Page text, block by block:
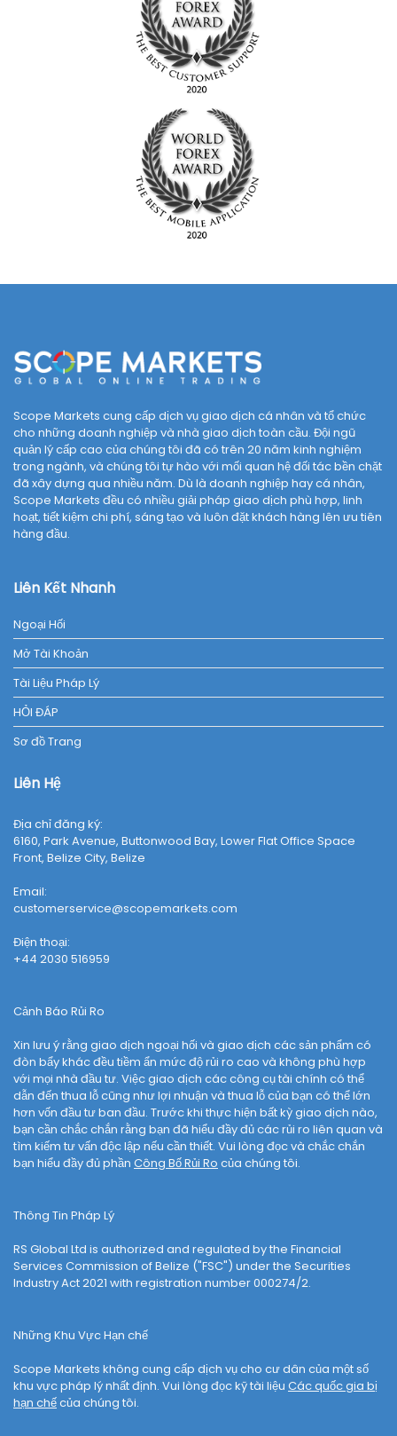
Scope Markets cung cấp dịch vụ giao dịch cá nhân và tổ chức
cho những doanh nghiệp và nhà giao dịch toàn cầu. Đội ngũ
quản lý cấp cao của chúng tôi đã có trên 20 năm kinh nghiệm
trong ngành, và chúng tôi tự hào với mối quan hệ đối tác bền chặt
đã xây dựng qua nhiều năm. Dù là doanh nghiệp hay cá nhân,
Scope Markets đều có nhiều giải pháp giao dịch phù hợp, linh
hoạt, tiết kiệm chi phí, sáng tạo và luôn đặt khách hàng lên ưu tiên
hàng đầu.
Liên Kết Nhanh
Ngoại Hối
Mở Tài Khoản
Tài Liệu Pháp Lý
HỎI ĐÁP
Sơ đồ Trang
Liên Hệ
Địa chỉ đăng ký:
6160, Park Avenue, Buttonwood Bay, Lower Flat Office Space
Front, Belize City, Belize
Email:
customerservice@scopemarkets.com
Điện thoại:
+44 2030 516959
Cảnh Báo Rủi Ro
Xin lưu ý rằng giao dịch ngoại hối và giao dịch các sản phẩm có
đòn bẩy khác đều tiềm ẩn mức độ rủi ro cao và không phù hợp
với mọi nhà đầu tư. Việc giao dịch các công cụ tài chính có thể
dẫn đến thua lỗ cũng như lợi nhuận và thua lỗ của bạn có thể lớn
hơn vốn đầu tư ban đầu. Trước khi thực hiện bất kỳ giao dịch nào,
bạn cần chắc chắn rằng bạn đã hiểu đầy đủ các rủi ro liên quan và
tìm kiếm tư vấn độc lập nếu cần thiết. Vui lòng đọc và chắc chắn
bạn hiểu đầy đủ phần Công Bố Rủi Ro của chúng tôi.
Thông Tin Pháp Lý
RS Global Ltd is authorized and regulated by the Financial
Services Commission of Belize ("FSC") under the Securities
Industry Act 2021 with registration number 000274/2.
Những Khu Vực Hạn chế
Scope Markets không cung cấp dịch vụ cho cư dân của một số
khu vực pháp lý nhất định. Vui lòng đọc kỹ tài liệu Các quốc gia bị
hạn chếcủa chúng tôi.